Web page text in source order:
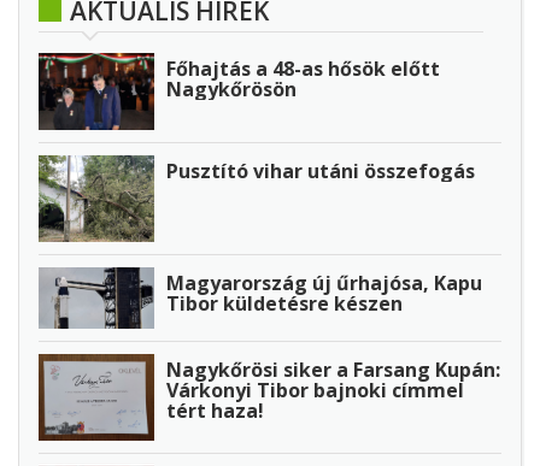
AKTUÁLIS HÍREK
Főhajtás a 48-as hősök előtt
Nagykőrösön
Pusztító vihar utáni összefogás
Magyarország új űrhajósa, Kapu
Tibor küldetésre készen
Nagykőrösi siker a Farsang Kupán:
Várkonyi Tibor bajnoki címmel
tért haza!